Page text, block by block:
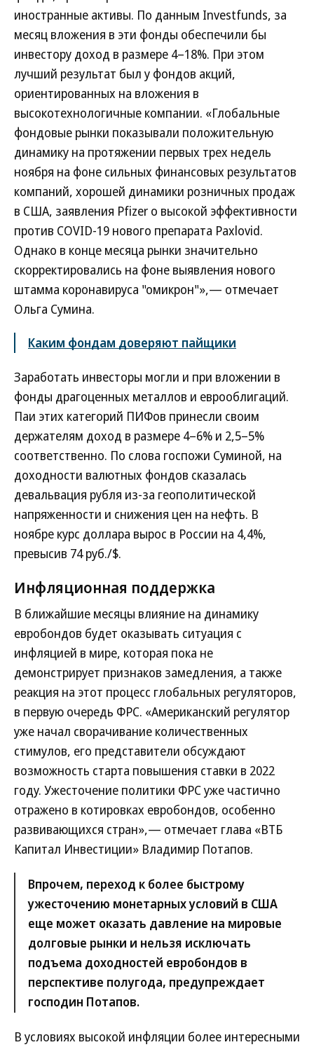
иностранные активы. По данным Investfunds, за
месяц вложения в эти фонды обеспечили бы
инвестору доход в размере 4–18%. При этом
лучший результат был у фондов акций,
ориентированных на вложения в
высокотехнологичные компании. «Глобальные
фондовые рынки показывали положительную
динамику на протяжении первых трех недель
ноября на фоне сильных финансовых результатов
компаний, хорошей динамики розничных продаж
в США, заявления Pfizer о высокой эффективности
против COVID-19 нового препарата Paxlovid.
Однако в конце месяца рынки значительно
скорректировались на фоне выявления нового
штамма коронавируса "омикрон"»,— отмечает
Ольга Сумина.
Каким фондам доверяют пайщики
Заработать инвесторы могли и при вложении в
фонды драгоценных металлов и еврооблигаций.
Паи этих категорий ПИФов принесли своим
держателям доход в размере 4–6% и 2,5–5%
соответственно. По слова госпожи Суминой, на
доходности валютных фондов сказалась
девальвация рубля из-за геополитической
напряженности и снижения цен на нефть. В
ноябре курс доллара вырос в России на 4,4%,
превысив 74 руб./$.
Инфляционная поддержка
В ближайшие месяцы влияние на динамику
евробондов будет оказывать ситуация с
инфляцией в мире, которая пока не
демонстрирует признаков замедления, а также
реакция на этот процесс глобальных регуляторов,
в первую очередь ФРС. «Американский регулятор
уже начал сворачивание количественных
стимулов, его представители обсуждают
возможность старта повышения ставки в 2022
году. Ужесточение политики ФРС уже частично
отражено в котировках евробондов, особенно
развивающихся стран»,— отмечает глава «ВТБ
Капитал Инвестиции» Владимир Потапов.
Впрочем, переход к более быстрому
ужесточению монетарных условий в США
еще может оказать давление на мировые
долговые рынки и нельзя исключать
подъема доходностей евробондов в
перспективе полугода, предупреждает
господин Потапов.
В условиях высокой инфляции более интересными